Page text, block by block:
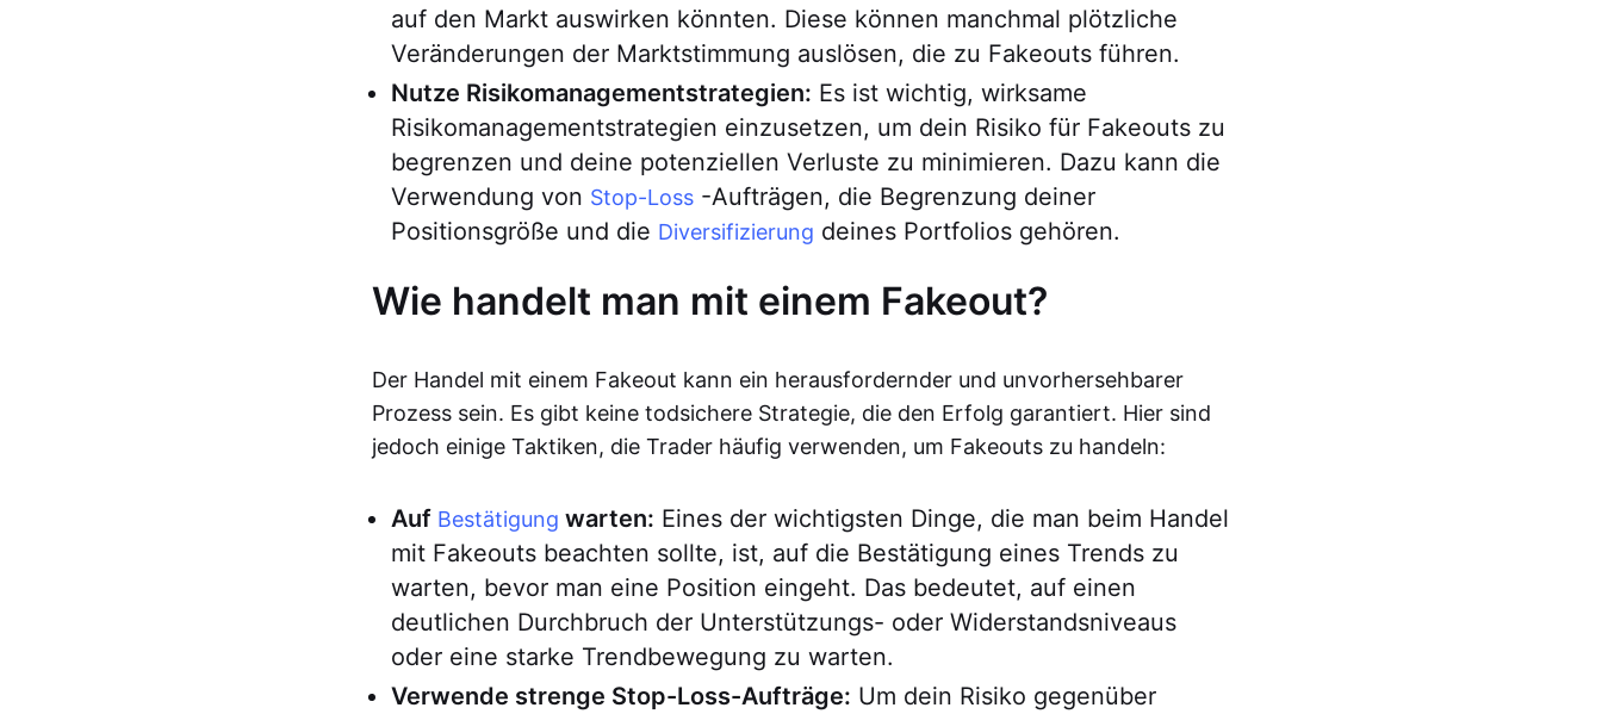
auf den Markt auswirken könnten. Diese können manchmal plötzliche
Veränderungen der Marktstimmung auslösen, die zu Fakeouts führen.
Nutze Risikomanagementstrategien: Es ist wichtig, wirksame
Risikomanagementstrategien einzusetzen, um dein Risiko für Fakeouts zu
begrenzen und deine potenziellen Verluste zu minimieren. Dazu kann die
Verwendung von Stop-Loss -Aufträgen, die Begrenzung deiner
Positionsgröße und die Diversifizierung deines Portfolios gehören.
Wie handelt man mit einem Fakeout?
Der Handel mit einem Fakeout kann ein herausfordernder und unvorhersehbarer
Prozess sein. Es gibt keine todsichere Strategie, die den Erfolg garantiert. Hier sind
jedoch einige Taktiken, die Trader häufig verwenden, um Fakeouts zu handeln:
Auf Bestätigung warten: Eines der wichtigsten Dinge, die man beim Handel
mit Fakeouts beachten sollte, ist, auf die Bestätigung eines Trends zu
warten, bevor man eine Position eingeht. Das bedeutet, auf einen
deutlichen Durchbruch der Unterstützungs- oder Widerstandsniveaus
oder eine starke Trendbewegung zu warten.
Verwende strenge Stop-Loss-Aufträge: Um dein Risiko gegenüber